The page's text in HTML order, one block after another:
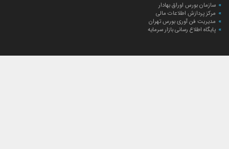
سازمان بورس اوراق بهادار
مرکز پردازش اطلاعات مالی
مدیریت فن آوری بورس تهران
پایگاه اطلاع رسانی بازار سرمایه
ارتباط با صندوق